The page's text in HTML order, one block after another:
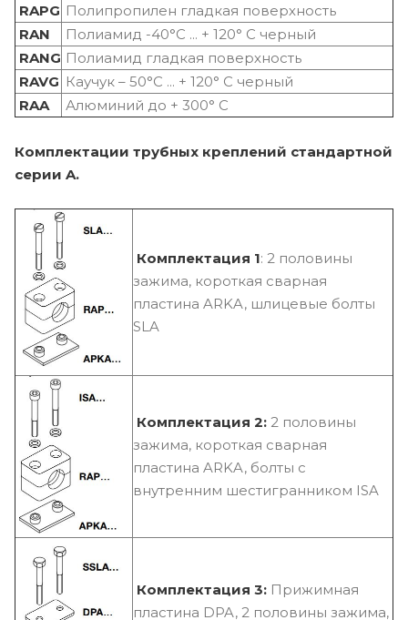
RAPG Полипропилен гладкая поверхность
RAN
Полиамид -40°C ... + 120° C черный
RANG Полиамид гладкая поверхность
RAVG Каучук – 50°C ... + 120° C черный
RAA
Алюминий до + 300° C
Комплектации трубных креплений стандартной
серии A.
Комплектация 1: 2 половины
зажима, короткая сварная
пластина ARKA, шлицевые болты
SLA
Комплектация 2: 2 половины
зажима, короткая сварная
пластина ARKA, болты с
внутренним шестигранником ISA
Комплектация 3: Прижимная
пластина DPA, 2 половины зажима,